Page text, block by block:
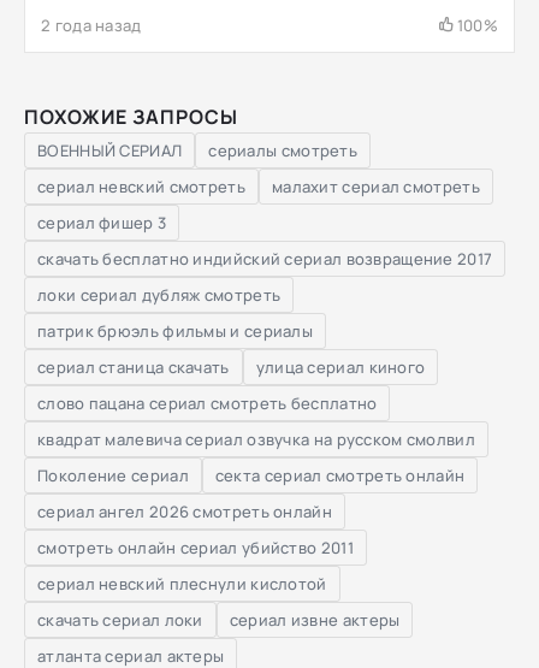
2 года назад 100%
ПОХОЖИЕ ЗАПРОСЫ
ВОЕННЫЙ СЕРИАЛ
сериалы смотреть
сериал невский смотреть
малахит сериал смотреть
сериал фишер 3
скачать бесплатно индийский сериал возвращение 2017
локи сериал дубляж смотреть
патрик брюэль фильмы и сериалы
сериал станица скачать
улица сериал киного
слово пацана сериал смотреть бесплатно
квадрат малевича сериал озвучка на русском смолвил
Поколение сериал
секта сериал смотреть онлайн
сериал ангел 2026 смотреть онлайн
смотреть онлайн сериал убийство 2011
сериал невский плеснули кислотой
скачать сериал локи
сериал извне актеры
атланта сериал актеры